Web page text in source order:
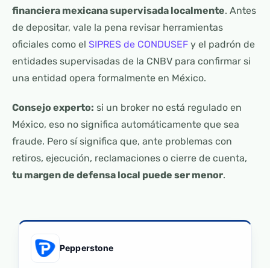
financiera mexicana supervisada localmente. Antes
de depositar, vale la pena revisar herramientas
oficiales como el SIPRES de CONDUSEF y el padrón de
entidades supervisadas de la CNBV para confirmar si
una entidad opera formalmente en México.
Consejo experto: si un broker no está regulado en
México, eso no significa automáticamente que sea
fraude. Pero sí significa que, ante problemas con
retiros, ejecución, reclamaciones o cierre de cuenta,
tu margen de defensa local puede ser menor.
Pepperstone